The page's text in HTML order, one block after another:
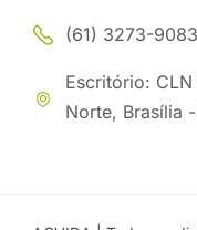
(61) 3273-9083
Escritório:
Norte, Brasília